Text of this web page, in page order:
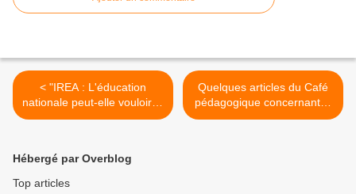
< "IREA : L'éducation
nationale peut-elle vouloir le
changement ?" (Café
Quelques articles du Café
pédagogique concernant le
baccalauréat >
Hébergé par Overblog
Top articles